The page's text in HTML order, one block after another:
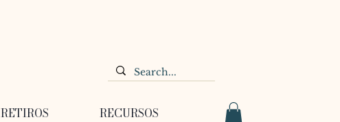
RETIROS RECURSOS